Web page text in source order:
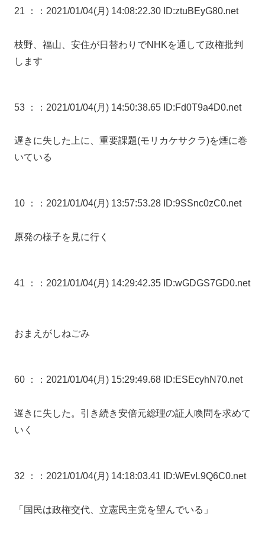
21 ： ：2021/01/04(月) 14:08:22.30 ID:ztuBEyG80.net
枝野、福山、安住が日替わりでNHKを通して政権批判
します
53 ： ：2021/01/04(月) 14:50:38.65 ID:Fd0T9a4D0.net
遅きに失した上に、重要課題(モリカケサクラ)を煙に巻
いている
10 ： ：2021/01/04(月) 13:57:53.28 ID:9SSnc0zC0.net
原発の様子を見に行く
41 ： ：2021/01/04(月) 14:29:42.35 ID:wGDGS7GD0.net
おまえがしねごみ
60 ： ：2021/01/04(月) 15:29:49.68 ID:ESEcyhN70.net
遅きに失した。引き続き安倍元総理の証人喚問を求めて
いく
32 ： ：2021/01/04(月) 14:18:03.41 ID:WEvL9Q6C0.net
「国民は政権交代、立憲民主党を望んでいる」